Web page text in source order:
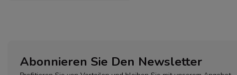
Abonnieren Sie Den Newsletter